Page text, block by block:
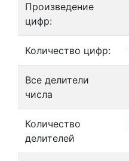
Произведение
цифр:
Количество цифр:
Все делители
числа
Количество
делителей